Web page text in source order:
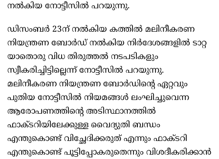
നല്‍കിയ നോട്ടീസില്‍ പറയുന്നു.
ഡിസംബര്‍ 23ന് നല്‍കിയ കത്തില്‍ മലിനീകരണ
നിയന്ത്രണ ബോര്‍ഡ് നല്‍കിയ നിര്‍ദേശങ്ങളില്‍ ടാറ്റ
യാതൊരു വിധ തിരുത്തല്‍ നടപടികളും
സ്വീകരിച്ചിട്ടില്ലെന്ന് നോട്ടീസില്‍ പറയുന്നു.
മലിനീകരണ നിയന്ത്രണ ബോര്‍ഡിന്‍റെ ഏറ്റവും
പുതിയ നോട്ടീസില്‍ നിയമങ്ങള്‍ ലംഘിച്ചുവെന്ന
ആരോപണത്തിന്‍റെ അടിസ്ഥാനത്തില്‍
ഫാക്ടറിയിലേക്കുള്ള വൈദ്യുതി ബന്ധം
എന്തുകൊണ്ട് വിച്ഛേദിക്കരുത് എന്നും ഫാക്ടറി
എന്തുകൊണ്ട് പൂട്ടിപ്പോകരുതെന്നും വിശദീകരിക്കാന്‍